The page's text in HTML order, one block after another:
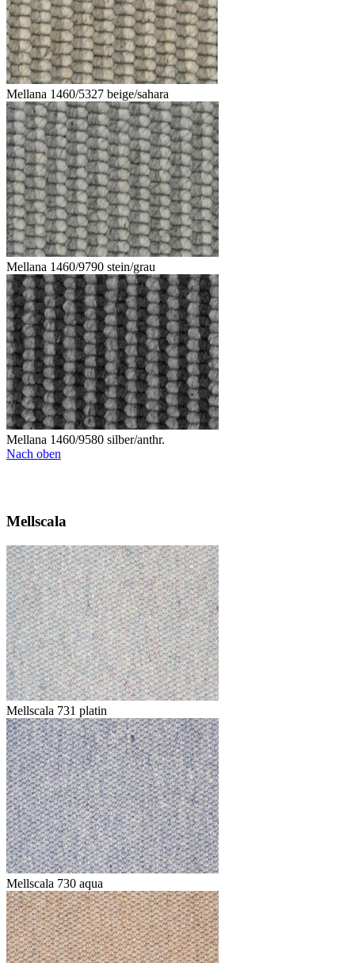
Mellana 1460/5327 beige/sahara
Mellana 1460/9790 stein/grau
Mellana 1460/9580 silber/anthr.
Nach oben
Mellscala
Mellscala 731 platin
Mellscala 730 aqua